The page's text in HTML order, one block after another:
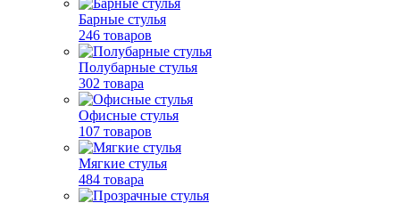
Барные стулья
246 товаров
Полубарные стулья
302 товара
Офисные стулья
107 товаров
Мягкие стулья
484 товара